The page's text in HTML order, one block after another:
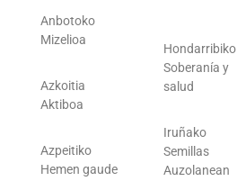
Anbotoko
Mizelioa
Azkoitia
Aktiboa
Azpeitiko
Hemen gaude
Hondarribiko
Soberanía y
salud
Iruñako
Semillas
Auzolanean